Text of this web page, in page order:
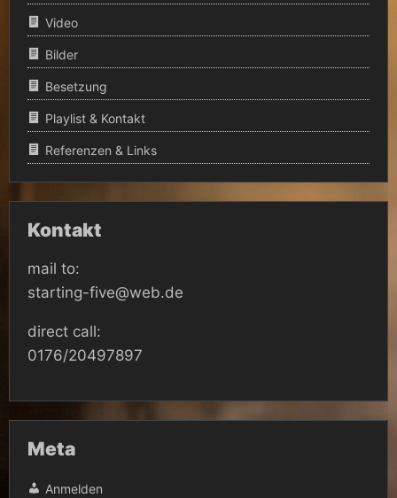
Video
Bilder
Besetzung
Playlist & Kontakt
Referenzen & Links
Kontakt
mail to:
starting-five@web.de
direct call:
0176/20497897
Meta
Anmelden